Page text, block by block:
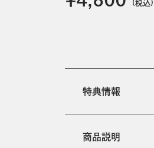
(税込)
特典情報
商品説明